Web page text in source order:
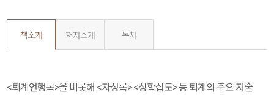
책소개 저자소개 목차
<퇴계언행록>을 비롯해 <자성록> <성학십도> 등 퇴계의 주요 저술